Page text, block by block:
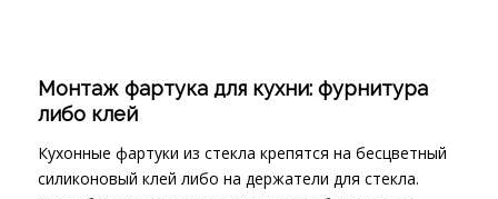
Монтаж фартука для кухни: фурнитура
либо клей
Кухонные фартуки из стекла крепятся на бесцветный
силиконовый клей либо на держатели для стекла.